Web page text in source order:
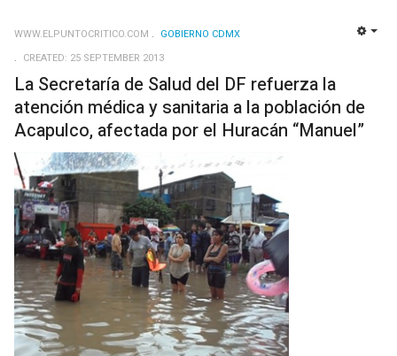
WWW.ELPUNTOCRITICO.COM
GOBIERNO CDMX
CREATED: 25 SEPTEMBER 2013
La Secretaría de Salud del DF refuerza la
atención médica y sanitaria a la población de
Acapulco, afectada por el Huracán “Manuel”